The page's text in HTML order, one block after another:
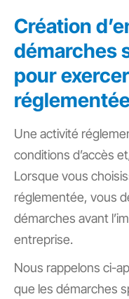
Création
démarches
pour
Une activité
conditions d’accès
Lorsque vous
réglementée, vous
démarches avant
entreprise.
Nous rappelons ci-
que les démarches